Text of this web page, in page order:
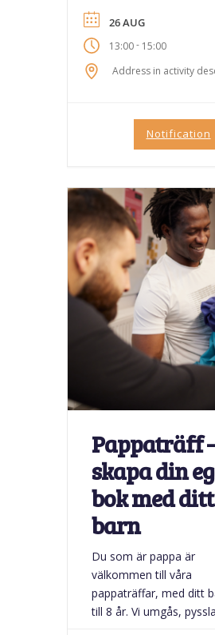
Sigtuna! Tillsammans
minigolf, lär känna
upptäcker Sigtunas
Träffen ger möjlighet
trevlig miljö.är får...
26 AUG
13:00- 15:00
Address in activity
Notification
Pappaträff
skapa din
bok med ditt
barn
Du som är pappa är
välkommen till våra
pappaträffar, med ditt
till 8 år. Vi umgås,